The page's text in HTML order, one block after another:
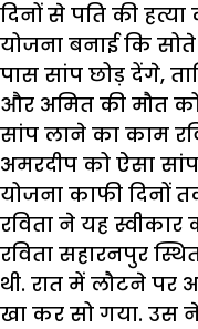
दिनों से पति की हत्या
योजना बनाई कि
पास सांप छोड़ देंगे,
और अमित की मौत
सांप लाने का काम
अमरदीप को ऐसा
योजना काफी दिनों
रविता ने यह
रविता सहारनपुर
थी. रात में लौटने पर
खा कर सो गया. उस